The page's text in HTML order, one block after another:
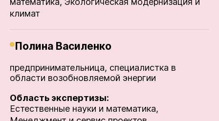
климат
Полина Василенко
предпринимательница, специалистка в
области возобновляемой энергии
Область экспертизы:
Естественные науки и математика,